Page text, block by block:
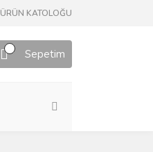
ÜRÜN KATOLOĞU
Sepetim